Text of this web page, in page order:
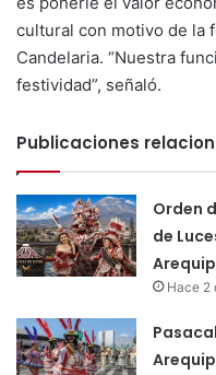
cultural con motivo de la
Candelaria. “Nuestra
festividad”, señaló.
Publicaciones
Orden
de
Hace 2